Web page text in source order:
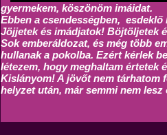
gyermekem, köszönöm imáidat.
Ebben a csendességben,
Jöjjetek és imádjatok! Böjtöljetek
Sok emberáldozat, és még több
hullanak a pokolba. Ezért kérlek
létezem, hogy meghaltam értetek
Kislányom! A jövőt nem tárhatom
helyzet után, már semmi nem